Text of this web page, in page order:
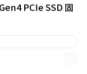
PCIe SSD 固